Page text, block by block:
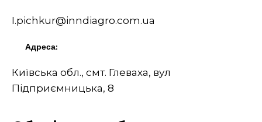
I.pichkur@inndiagro.com.ua
Адреса:
Київська обл., смт. Глеваха, вул
Підприємницька, 8